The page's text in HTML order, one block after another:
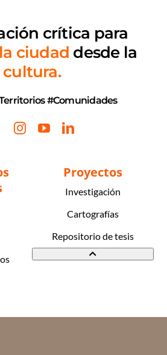
crítica para
ciudad desde la
cultura.
#Comunidades
Proyectos
Investigación
Cartografías
Repositorio de tesis